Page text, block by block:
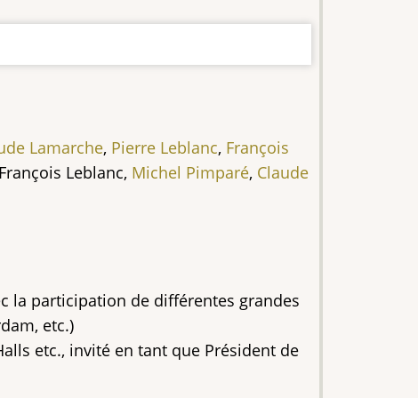
Lamarche, Pierre Leblanc, François
Leblanc, Michel Pimparé, Claude
la participation de différentes grandes
etc.)
etc., invité en tant que Président de